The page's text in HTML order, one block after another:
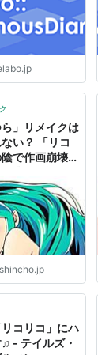
ら」リメイクは
い？ 「リコ
で作画崩壊、
ニメ振り返
新潮
コリコ」にハ
- テイルズ・